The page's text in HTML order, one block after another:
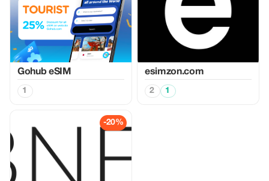
Gohub eSIM
1
esimzon.com
2 1
-20%